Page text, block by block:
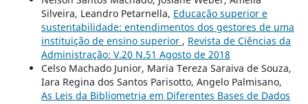
Silveira, Leandro Petarnella, Educação superior e
sustentabilidade: entendimentos dos gestores de uma
instituição de ensino superior , Revista de Ciências da
Administração: V.20 N.51 Agosto de 2018
Celso Machado Junior, Maria Tereza Saraiva de Souza,
Iara Regina dos Santos Parisotto, Angelo Palmisano,
As Leis da Bibliometria em Diferentes Bases de Dados